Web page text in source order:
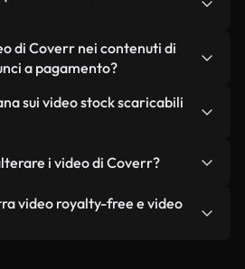
e migliorano parametri
la scena, ad esempio
in conformità con
riconoscimento dell'autore.
nella nostra libreria sono
sebbene sia sempre
di Coverr nei contenuti di
a pagamento?
possono essere utilizzati
YouTube, promozioni sui
si rivendano o ridistribuiscano
sui video stock scaricabili
artificiale, include
filmati puliti e pronti
i video di Coverr?
ritagliare o remixare i
solo che il prodotto
video royalty-free e video